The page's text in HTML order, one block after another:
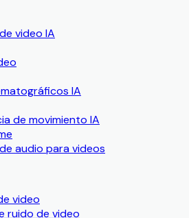
video IA
IA
de movimiento IA
audio para videos
video
ruido de video